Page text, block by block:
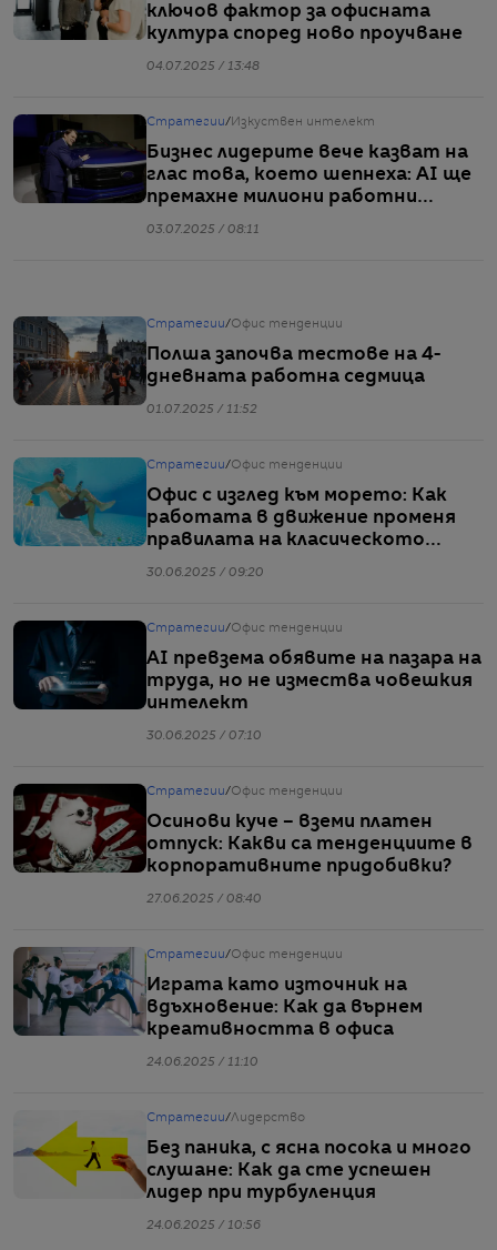
ключов фактор за офисната
култура според ново проучване
04.07.2025 / 13:48
Стратегии/ Изкуствен интелект
Бизнес лидерите вече казват на
глас това, което шепнеха: AI ще
премахне милиони работни
03.07.2025 / 08:11
Стратегии/Офис тенденции
Полша започва тестове на 4-
дневната работна седмица
01.07.2025 / 11:52
Стратегии/Офис тенденции
Офис с изглед към морето: Как
работата в движение променя
правилата на класическото
30.06.2025 / 09:20
Стратегии/Офис тенденции
AI превзема обявите на пазара на
труда, но не измества човешкия
интелект
30.06.2025 / 07:10
Стратегии/Офис тенденции
Осинови куче – вземи платен
отпуск: Какви са тенденциите в
корпоративните придобивки?
27.06.2025 / 08:40
Стратегии/Офис тенденции
Играта като източник на
вдъхновение: Как да върнем
креативността в офиса
24.06.2025 / 11:10
Стратегии/Лидерство
Без паника, с ясна посока и много
слушане: Как да сте успешен
лидер при турбуленция
24.06.2025 / 10:56